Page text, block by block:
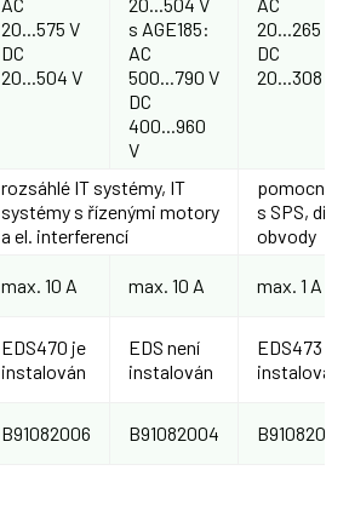
20...575 V
DC
20...504 V
s AGE185:
AC
500...790 V
DC
400...960
V
20...265 V
DC
20...308 V
rozsáhlé IT systémy, IT
systémy s řízenými motory
a el. interferencí
pomocné
s SPS,
obvody
max. 10 A max. 10 A max. 1 A
EDS470 je
instalován
EDS není
instalován
EDS473 je
instalován
B91082006 B91082004 B91082013